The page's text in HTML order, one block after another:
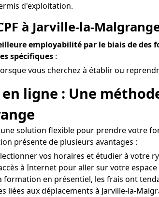
d'exploitation.
à Jarville-la-
employabilité par le biais de
spécifiques :
vous cherchez à établir ou
ligne : Une
solution flexible pour prendre votre
présente de plusieurs avantages :
vos horaires et étudier à votre
à Internet pour aller sur votre
formation en présentiel, les frais ont
liées aux déplacements à Jarville-la-